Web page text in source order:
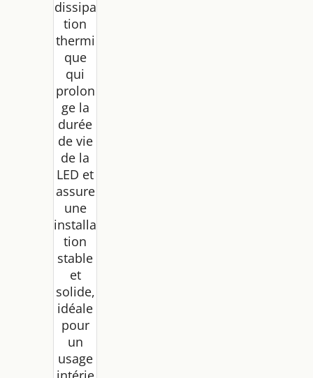
dissipa
tion
thermi
que
qui
prolon
ge la
durée
de vie
de la
LED et
assure
une
installa
tion
stable
et
solide,
idéale
pour
un
usage